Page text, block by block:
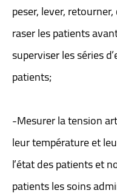
peser, lever,
raser les patients
superviser les séries
patients;
-Mesurer la tension
leur température et
l’état des patients et
patients les soins